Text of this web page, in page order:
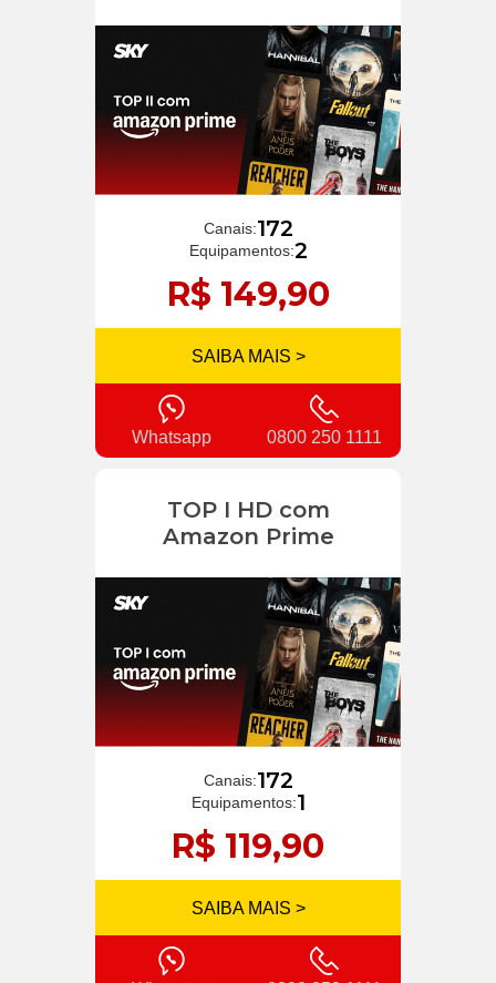
Canais:172
Equipamentos:2
R$ 149,90
SAIBA MAIS >
Whatsapp 0800 250 1111
TOP I HD com
Amazon Prime
Canais:172
Equipamentos:1
R$ 119,90
SAIBA MAIS >